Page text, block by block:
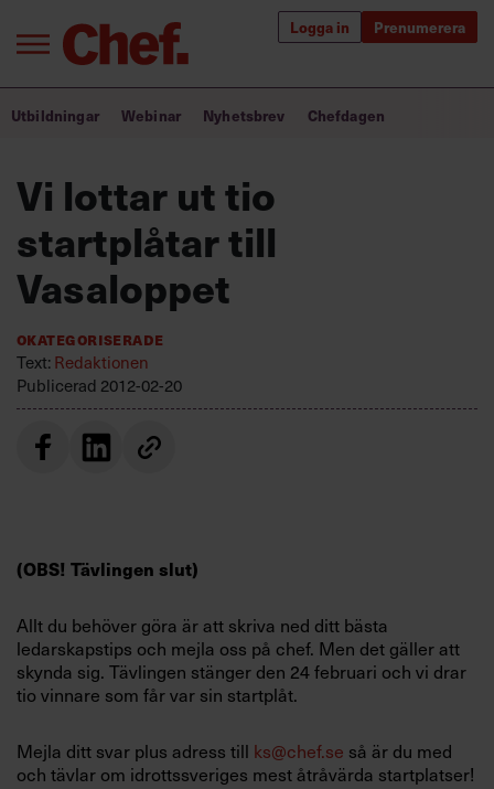
Logga in Prenumerera
Annonsera
Om oss
Kontakta oss
efter:
Bra ledare förändrar världen
Utbildning för ledare
Chefakademin+
Populära utbildningar
Utbildningar Webinar Nyhetsbrev Chefdagen
Vi lottar ut tio
startplåtar till
Vasaloppet
Okategoriserade
Text:Redaktionen
Publicerad 2012-02-20
(OBS! Tävlingen slut)
Allt du behöver göra är att skriva ned ditt bästa
ledarskapstips och mejla oss på chef. Men det gäller att
skynda sig. Tävlingen stänger den 24 februari och vi drar
tio vinnare som får var sin startplåt.
Mejla ditt svar plus adress till ks@chef.se så är du med
och tävlar om idrottssveriges mest åtråvärda startplatser!